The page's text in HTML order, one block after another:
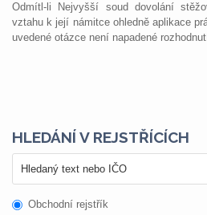
Odmítl-li Nejvyšší soud dovolání
vztahu k její námitce ohledně aplikace
uvedené otázce není napadené
HLEDÁNÍ V REJSTŘÍCÍCH
Obchodní rejstřík